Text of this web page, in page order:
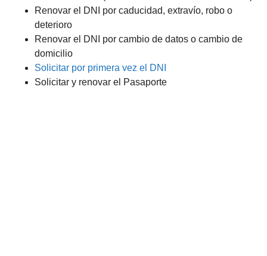
Renovar el DNI por caducidad, extravío, robo o
deterioro
Renovar el DNI por cambio de datos o cambio de
domicilio
Solicitar por primera vez el DNI
Solicitar y renovar el Pasaporte